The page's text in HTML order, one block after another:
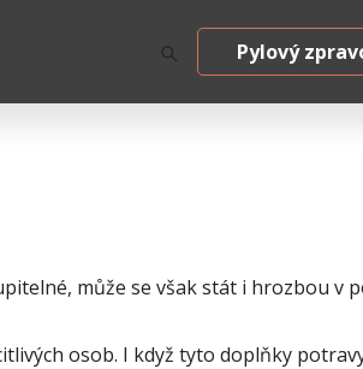
Pylový
může se však stát i hrozbou v
osob. I když tyto doplňky